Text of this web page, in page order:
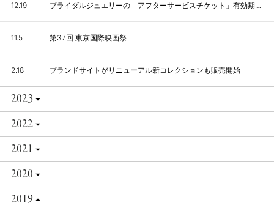
12.19 ブライダルジュエリーの「アフターサービスチケット」有効期限の撤廃について
11.5 第37回 東京国際映画祭
2.18 ブランドサイトがリニューアル新コレクションも販売開始
2023
2022
2021
2020
2019